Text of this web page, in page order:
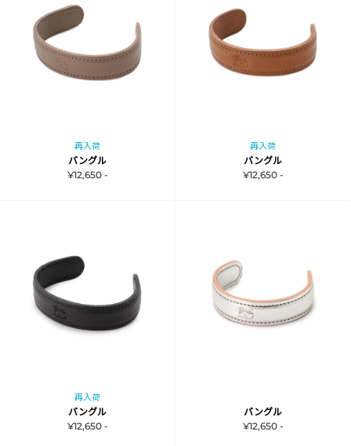
再入荷
バングル
¥12,650 -
再入荷
バングル
¥12,650 -
再入荷
バングル
¥12,650 -
バングル
¥12,650 -